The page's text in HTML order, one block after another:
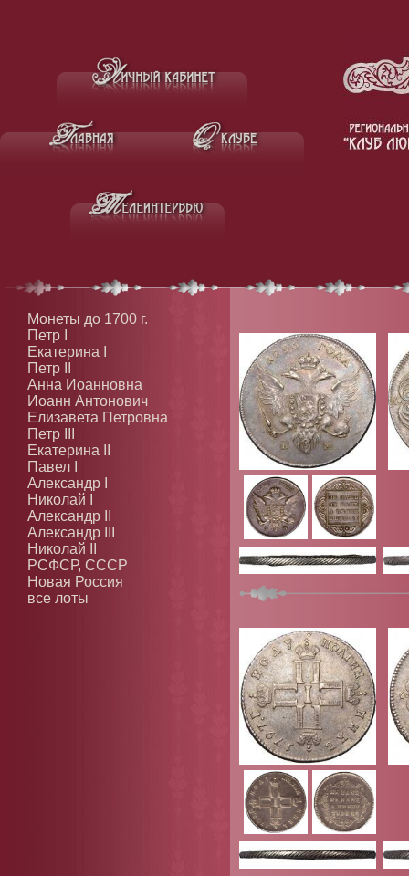
Монеты до 1700 г.
Петр I
Екатерина I
Петр II
Анна Иоанновна
Иоанн Антонович
Елизавета Петровна
Петр III
Екатерина II
Павел I
Александр I
Николай I
Александр II
Александр III
Николай II
РСФСР, СССР
Новая Россия
все лоты